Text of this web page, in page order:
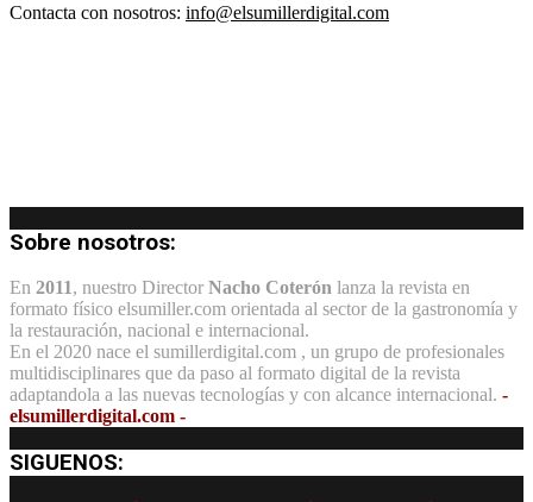
Contacta con nosotros: info@elsumillerdigital.com
Sobre nosotros:
En 2011, nuestro Director Nacho Coterón lanza la revista en
formato físico elsumiller.com orientada al sector de la gastronomía y
la restauración, nacional e internacional.
En el 2020 nace el sumillerdigital.com , un grupo de profesionales
multidisciplinares que da paso al formato digital de la revista
adaptandola a las nuevas tecnologías y con alcance internacional. -
elsumillerdigital.com -
SIGUENOS: